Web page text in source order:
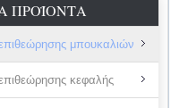
ΠΡΟΪΌΝΤΑ
μπουκαλιών
κεφαλής